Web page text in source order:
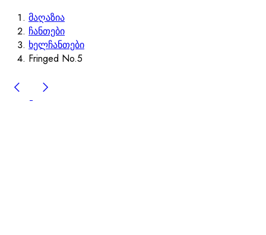
მაღაზია
ჩანთები
ხელჩანთები
Fringed No.5